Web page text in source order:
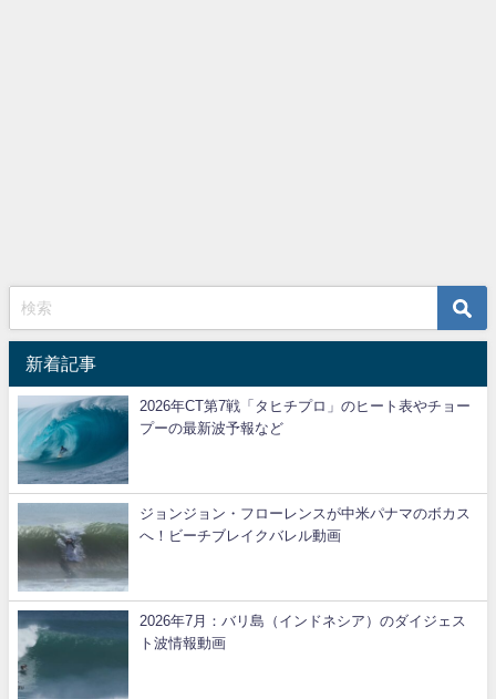
新着記事
2026年CT第7戦「タヒチプロ」のヒート表やチョー
プーの最新波予報など
ジョンジョン・フローレンスが中米パナマのボカス
へ！ビーチブレイクバレル動画
2026年7月：バリ島（インドネシア）のダイジェス
ト波情報動画